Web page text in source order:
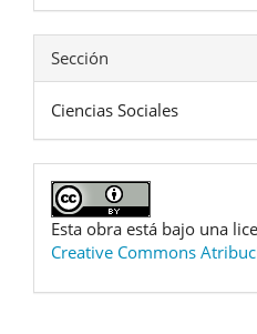
Sección
Ciencias Sociales
Esta obra está bajo una
Creative Commons